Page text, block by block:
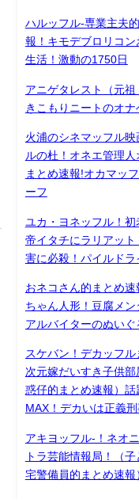
ハルッフル-専業主夫
報！キモデブロリコ
生活！激動の1750日
アニゲタレスト（元
きこもりニートのオ
火浦のシネマッフル
ルの杜！オネエ管理
まとめ速報!オカマッ
ーフ
ユカ・ヨネッフル！
帝イタチにラリアッ
害に必殺！パイルドラ
おネコさん的まとめ
ちゃん人形！豆腐メ
アルバイターのぬい
スケバン！デカッフ
次元嫁だいすき子供
惑仔的まとめ速報）
MAX！デカいは正義
アキヨッフル-！ネオ
トラ芸能情報局！（
宅警備員的まとめ速報